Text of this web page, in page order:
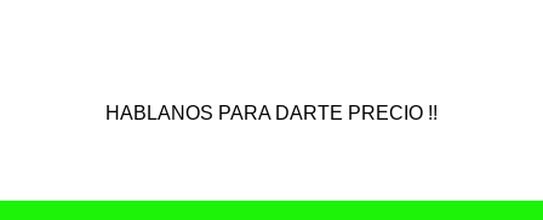
HABLANOS PARA DARTE PRECIO !!